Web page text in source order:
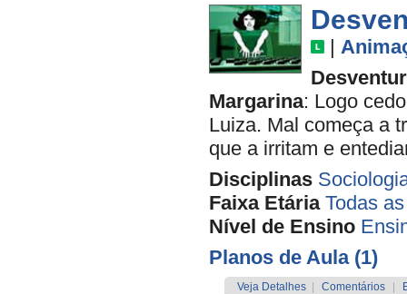
|
Margarina: Logo
Luiza. Mal começa a
que a irritam e
Disciplinas
Faixa Etária Todas
Nível de Ensino
Planos de Aula (1)
Veja Detalhes Comentários